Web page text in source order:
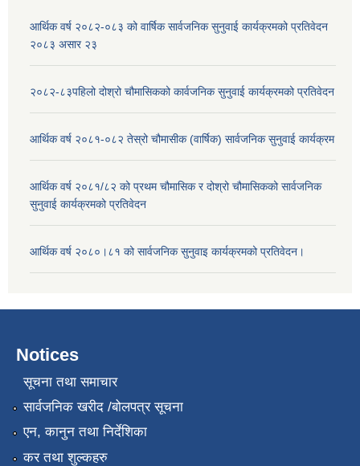
आर्थिक वर्ष २०८२-०८३ को वार्षिक सार्वजनिक सुनुवाई कार्यक्रमको प्रतिवेदन
२०८३ असार २३
२०८२-८३पहिलो दोश्रो चौमासिकको कार्वजनिक सुनुवाई कार्यक्रमको प्रतिवेदन
आर्थिक वर्ष २०८१-०८२ तेस्रो चौमासीक (वार्षिक) सार्वजनिक सुनुवाई कार्यक्रम
आर्थिक वर्ष २०८१/८२ को प्रथम चौमासिक र दोश्रो चौमासिकको सार्वजनिक
सुनुवाई कार्यक्रमको प्रतिवेदन
आर्थिक वर्ष २०८०।८१ को सार्वजनिक सुनुवाइ कार्यक्रमको प्रतिवेदन।
Notices
सूचना तथा समाचार
सार्वजनिक खरीद /बोलपत्र सूचना
एन, कानुन तथा निर्देशिका
कर तथा शुल्कहरु